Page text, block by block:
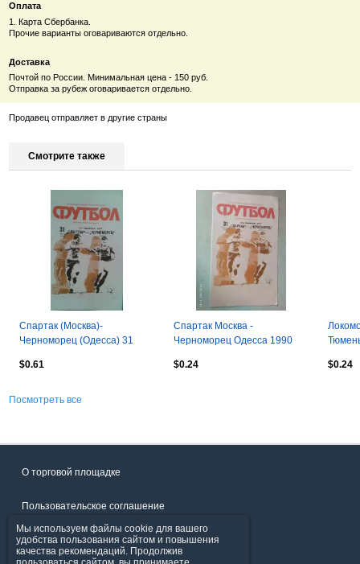
Оплата
1. Карта Сбербанка.
Прочие варианты оговариваются отдельно.
Доставка
Почтой по России. Минимальная цена - 150 руб.
Отправка за рубеж оговаривается отдельно.
Продавец отправляет в другие страны
Смотрите также
Спартак (Москва)-
Черноморец (Одесса) 31
$0.61
Спартак Москва -
Черноморец Одесса 1990
$0.24 $0.24
Посмотреть все
О торговой площадке
Пользовательское соглашение
Политика конфиденциальности
Мы используем файлы cookie для вашего
удобства пользования сайтом и повышения
качества рекомендаций. Продолжив